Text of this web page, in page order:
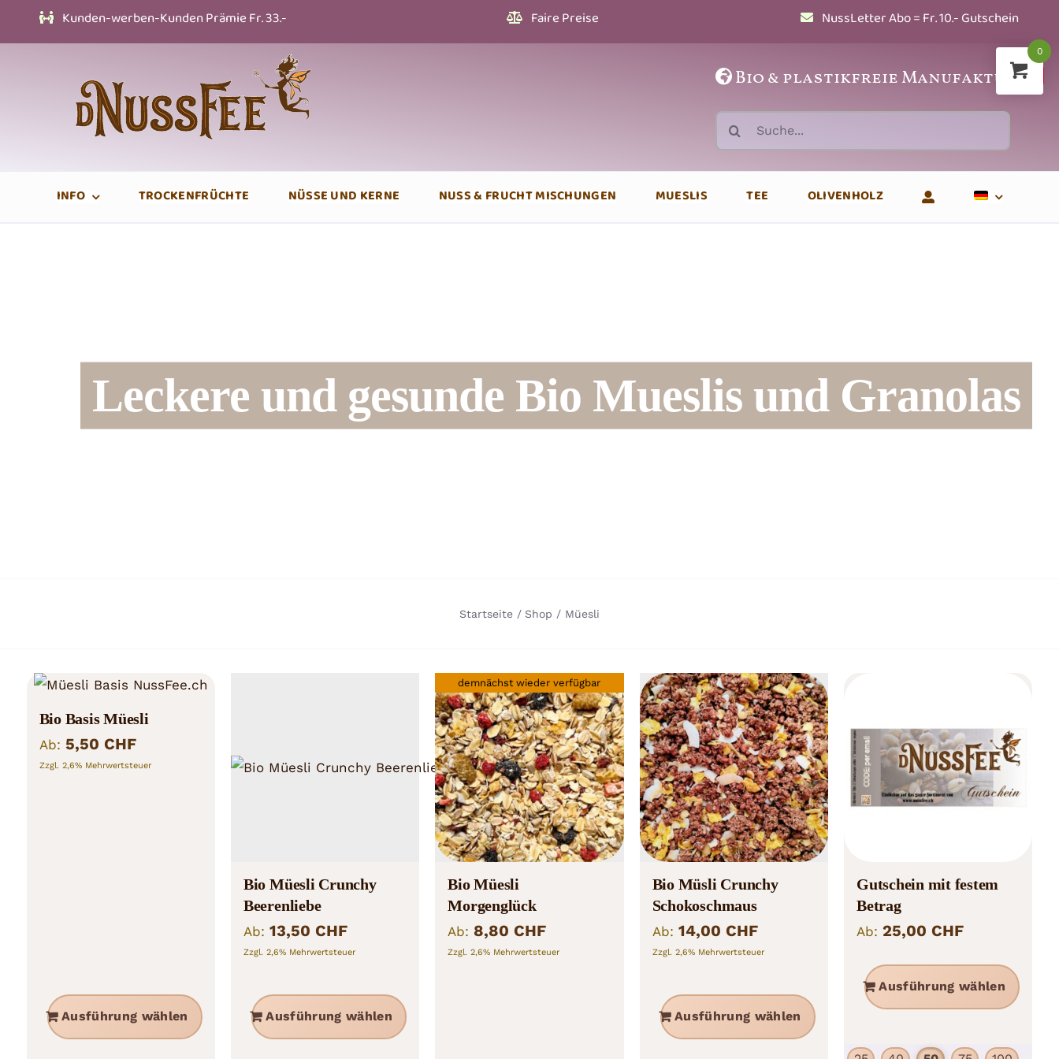
Kunden-werben-Kunden Prämie Fr. 33.- Faire Preise NussLetter Abo = Fr. 10.- Gutschein
Bio&plastikfreie Manufaktur
Suche
nach:
INFO TROCKENFRÜCHTE NÜSSE UND KERNE NUSS & FRUCHT MISCHUNGEN MUESLIS TEE OLIVENHOLZ
Leckere und gesunde Bio Mueslis und Granolas
Startseite Shop Müesli
Bio Basis Müesli
Ab: 5,50 CHF
Zzgl. 2,6% Mehrwertsteuer
Ausführung wählen
Produkt
Bio Müesli Crunchy
Beerenliebe
Ab: 13,50 CHF
Zzgl. 2,6% Mehrwertsteuer
Ausführung wählen
demnächst wieder verfügbar
Bio Müesli
Morgenglück
Ab: 8,80 CHF
Zzgl. 2,6% Mehrwertsteuer
Bio Müsli Crunchy
Schokoschmaus
Ab: 14,00 CHF
Zzgl. 2,6% Mehrwertsteuer
Ausführung wählen
weist
Gutschein mit festem
Betrag
Ab:25,00 CHF
Ausführung wählen
0